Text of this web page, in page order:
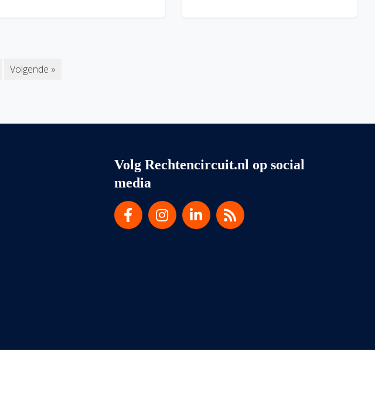
Volgende »
Volg Rechtencircuit.nl op social
media